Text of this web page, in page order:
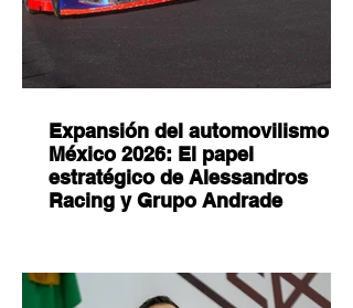
Expansión del automovilismo en
México 2026: El papel
estratégico de Alessandros
Racing y Grupo Andrade